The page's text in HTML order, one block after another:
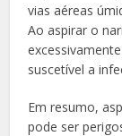
vias aéreas
Ao aspirar o
suscetível a
Em resumo,
pode ser